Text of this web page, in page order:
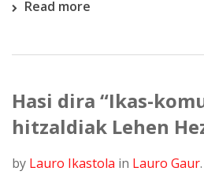
Read more
Hasi dira “Ikas-
hitzaldiak Lehen
by Lauro Ikastola in Lauro Gaur.